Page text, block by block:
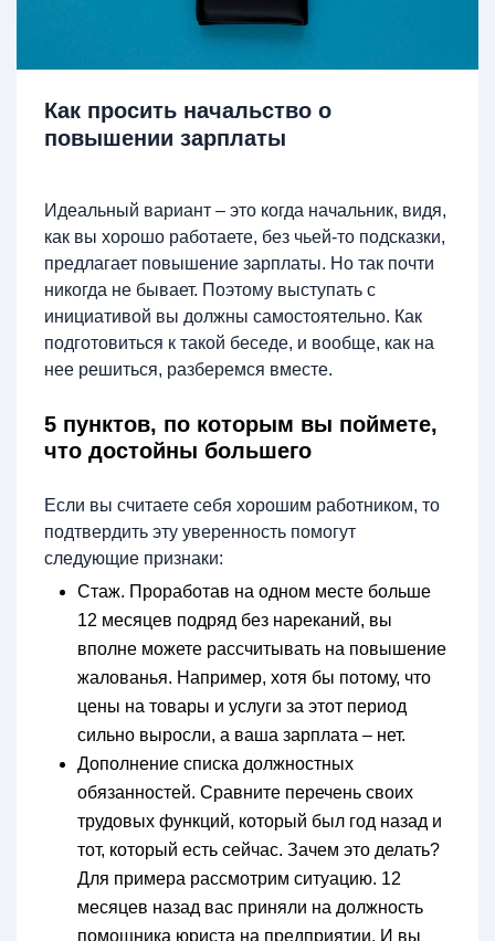
Как просить начальство о
повышении зарплаты
Идеальный вариант – это когда начальник, видя,
как вы хорошо работаете, без чьей-то подсказки,
предлагает повышение зарплаты. Но так почти
никогда не бывает. Поэтому выступать с
инициативой вы должны самостоятельно. Как
подготовиться к такой беседе, и вообще, как на
нее решиться, разберемся вместе.
5 пунктов, по которым вы поймете,
что достойны большего
Если вы считаете себя хорошим работником, то
подтвердить эту уверенность помогут
следующие признаки:
Стаж. Проработав на одном месте больше
12 месяцев подряд без нареканий, вы
вполне можете рассчитывать на повышение
жалованья. Например, хотя бы потому, что
цены на товары и услуги за этот период
сильно выросли, а ваша зарплата – нет.
Дополнение списка должностных
обязанностей. Сравните перечень своих
трудовых функций, который был год назад и
тот, который есть сейчас. Зачем это делать?
Для примера рассмотрим ситуацию. 12
месяцев назад вас приняли на должность
помощника юриста на предприятии. И вы